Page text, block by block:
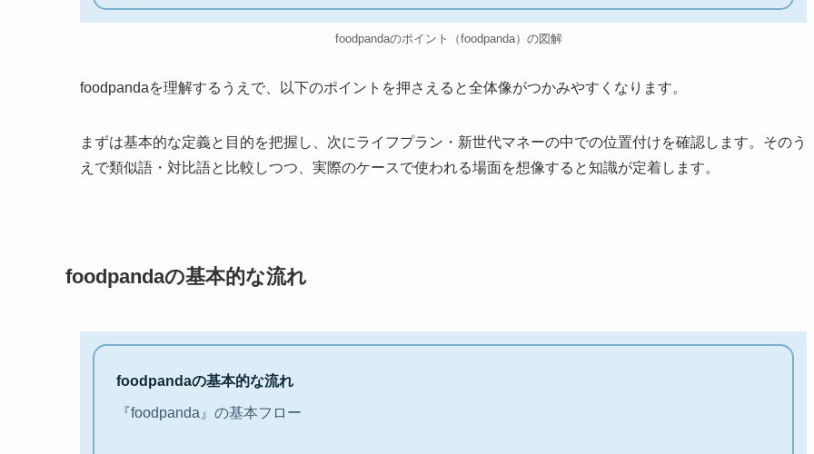
foodpandaのポイント（foodpanda）の図解
foodpandaを理解するうえで、以下のポイントを押さえると全体像がつかみやすくなります。
まずは基本的な定義と目的を把握し、次にライフプラン・新世代マネーの中での位置付けを確認します。そのう
えで類似語・対比語と比較しつつ、実際のケースで使われる場面を想像すると知識が定着します。
foodpandaの基本的な流れ
foodpandaの基本的な流れ
『foodpanda』の基本フロー